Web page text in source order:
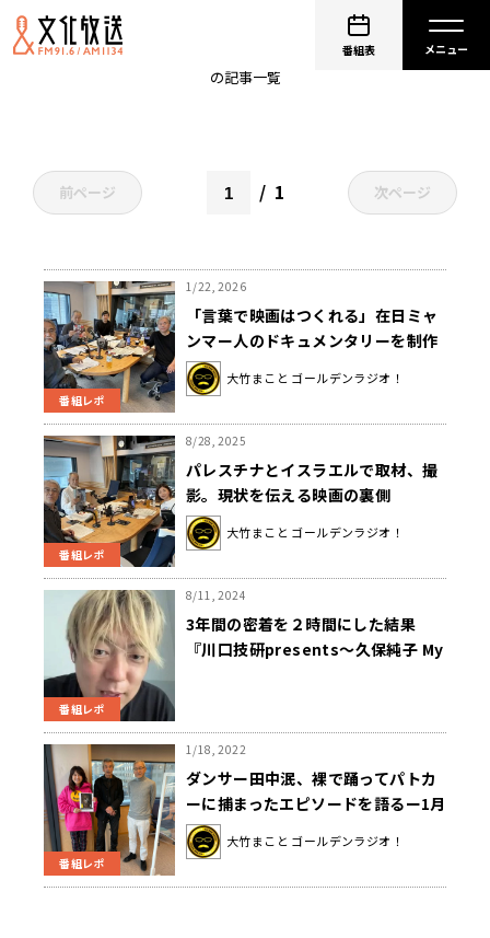
番組表
ドキュメンタリー映画
の記事一覧
前ページ 1 次ページ
番組レポ
1/22, 2026
「言葉で映画はつくれる」在日ミャ
ンマー人のドキュメンタリーを制作
した土井敏邦の姿勢
大竹まこと ゴールデンラジオ！
番組レポ
8/28, 2025
パレスチナとイスラエルで取材、撮
影。現状を伝える映画の裏側
大竹まこと ゴールデンラジオ！
番組レポ
8/11, 2024
3年間の密着を２時間にした結果
『川口技研presents～久保純子 My
番組レポ
1/18, 2022
ダンサー田中泯、裸で踊ってパトカ
ーに捕まったエピソードを語るー1月
18日大竹まことゴールデンラジオ
大竹まこと ゴールデンラジオ！